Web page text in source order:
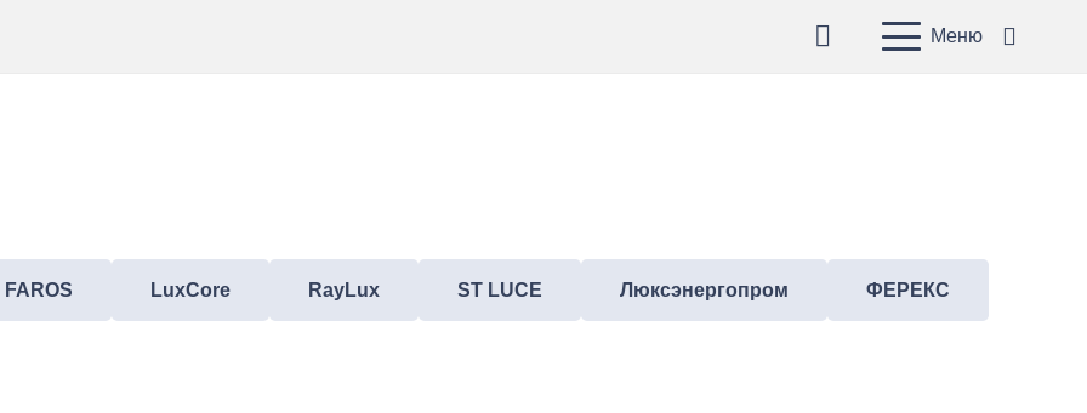
Меню
FAROS LuxCore RayLux ST LUCE Люксэнергопром ФЕРЕКС